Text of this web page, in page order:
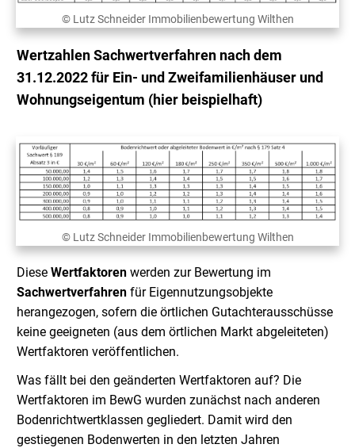
© Lutz Schneider Immobilienbewertung Wilthen
Wertzahlen Sachwertverfahren nach dem
31.12.2022 für Ein- und Zweifamilienhäuser und
Wohnungseigentum (hier beispielhaft)
© Lutz Schneider Immobilienbewertung Wilthen
Diese Wertfaktoren werden zur Bewertung im
Sachwertverfahren für Eigennutzungsobjekte
herangezogen, sofern die örtlichen Gutachterausschüsse
keine geeigneten (aus dem örtlichen Markt abgeleiteten)
Wertfaktoren veröffentlichen.
Was fällt bei den geänderten Wertfaktoren auf? Die
Wertfaktoren im BewG wurden zunächst nach anderen
Bodenrichtwertklassen gegliedert. Damit wird den
gestiegenen Bodenwerten in den letzten Jahren